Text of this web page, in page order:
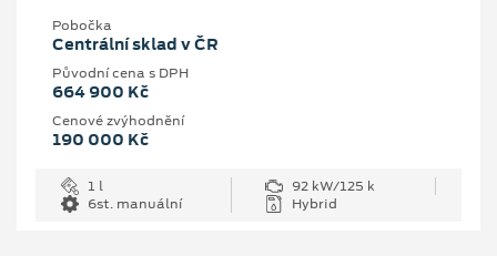
Pobočka
Centrální sklad v ČR
Původní cena s DPH
664 900 Kč
Cenové zvýhodnění
190 000 Kč
1 l
92 kW/125 k
6st. manuální
Hybrid